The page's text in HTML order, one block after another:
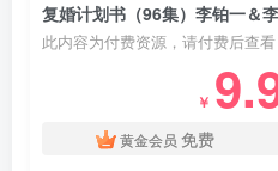
复婚计划书（96集）李铂一＆
此内容为付费资源，请付费后查看
￥
黄金会员 免费